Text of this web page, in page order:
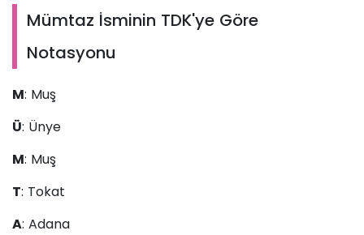
Mümtaz İsminin TDK'ye Göre
Notasyonu
M: Muş
Ü: Ünye
M: Muş
T: Tokat
A: Adana